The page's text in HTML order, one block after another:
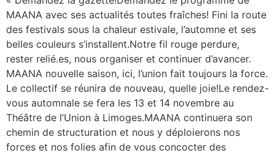
MAANA avec ses actualités toutes fraîches! Fini la route
des festivals sous la chaleur estivale, l’automne et ses
belles couleurs s’installent.Notre fil rouge perdure,
rester relié.es, nous organiser et continuer d’avancer.
MAANA nouvelle saison, ici, l’union fait toujours la force.
Le collectif se réunira de nouveau, quelle joie!Le rendez-
vous automnale se fera les 13 et 14 novembre au
Théâtre de l’Union à Limoges.MAANA continuera son
chemin de structuration et nous y déploierons nos
forces et nos folies afin de vous concocter des